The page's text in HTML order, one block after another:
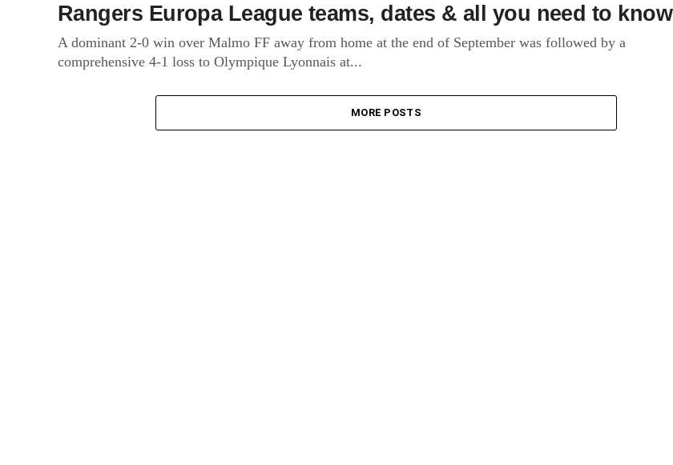
Rangers Europa League teams, dates & all you need to know
A dominant 2-0 win over Malmo FF away from home at the end of September was followed by a
comprehensive 4-1 loss to Olympique Lyonnais at...
MORE POSTS